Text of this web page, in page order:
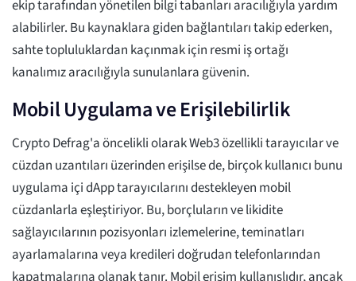
ekip tarafından yönetilen bilgi tabanları aracılığıyla yardım
alabilirler. Bu kaynaklara giden bağlantıları takip ederken,
sahte topluluklardan kaçınmak için resmi iş ortağı
kanalımız aracılığıyla sunulanlara güvenin.
Mobil Uygulama ve Erişilebilirlik
Crypto Defrag'a öncelikli olarak Web3 özellikli tarayıcılar ve
cüzdan uzantıları üzerinden erişilse de, birçok kullanıcı bunu
uygulama içi dApp tarayıcılarını destekleyen mobil
cüzdanlarla eşleştiriyor. Bu, borçluların ve likidite
sağlayıcılarının pozisyonları izlemelerine, teminatları
ayarlamalarına veya kredileri doğrudan telefonlarından